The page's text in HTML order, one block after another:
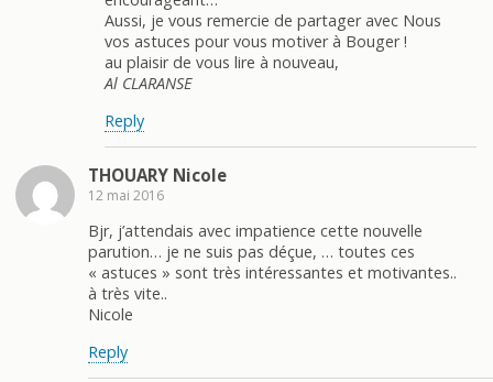
Aussi, je vous remercie de partager avec Nous
vos astuces pour vous motiver à Bouger !
au plaisir de vous lire à nouveau,
Al CLARANSE
Reply
THOUARY Nicole
12 mai 2016
Bjr, j’attendais avec impatience cette nouvelle
parution… je ne suis pas déçue, … toutes ces
« astuces » sont très intéressantes et motivantes..
à très vite..
Nicole
Reply